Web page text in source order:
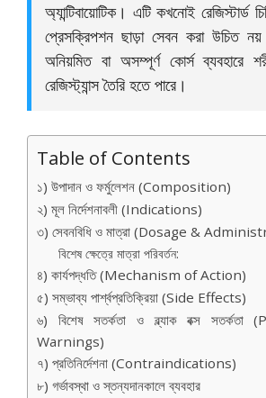
অ্যান্টিবায়োটিক। এটি কখনোই রেজিস্টার্ড
প্রেসক্রিপশন ছাড়া সেবন করা উচিত নয়।
অনিয়মিত বা অসম্পূর্ণ কোর্স ব্যবহারে
রেজিস্ট্যান্স তৈরি হতে পারে।
Table of Contents
১) উপাদান ও ফর্মুলেশন (Composition)
২) মূল নির্দেশনাবলী (Indications)
৩) সেবনবিধি ও মাত্রা (Dosage &
বিশেষ ক্ষেত্রে মাত্রা পরিবর্তন:
৪) কার্যপদ্ধতি (Mechanism of Action)
৫) সম্ভাব্য পার্শ্বপ্রতিক্রিয়া (Side Effects)
৬) বিশেষ সতর্কতা ও ব্ল্যাক বক্স
Warnings)
৭) প্রতিনির্দেশনা (Contraindications)
৮) গর্ভাবস্থা ও স্তন্যদানকালে ব্যবহার